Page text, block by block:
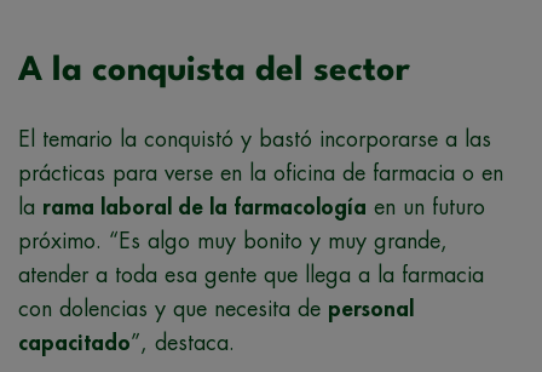
A la conquista del sector
El temario la conquistó y bastó incorporarse a las
prácticas para verse en la oficina de farmacia o en
la rama laboral de la farmacología en un futuro
próximo. “Es algo muy bonito y muy grande,
atender a toda esa gente que llega a la farmacia
con dolencias y que necesita de personal
capacitado”, destaca.